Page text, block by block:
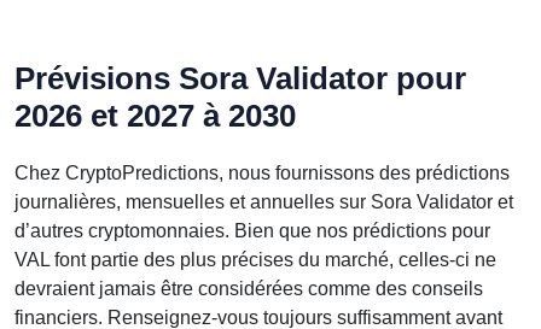
Prévisions Sora Validator pour
2026 et 2027 à 2030
Chez CryptoPredictions, nous fournissons des prédictions
journalières, mensuelles et annuelles sur Sora Validator et
d’autres cryptomonnaies. Bien que nos prédictions pour
VAL font partie des plus précises du marché, celles-ci ne
devraient jamais être considérées comme des conseils
financiers. Renseignez-vous toujours suffisamment avant